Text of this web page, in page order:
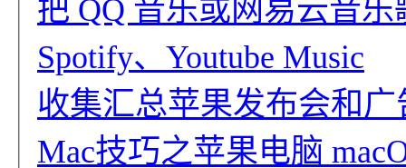
把 QQ 音乐或网易云音
Spotify、Youtube Music
收集汇总苹果发布会和
Mac技巧之苹果电脑